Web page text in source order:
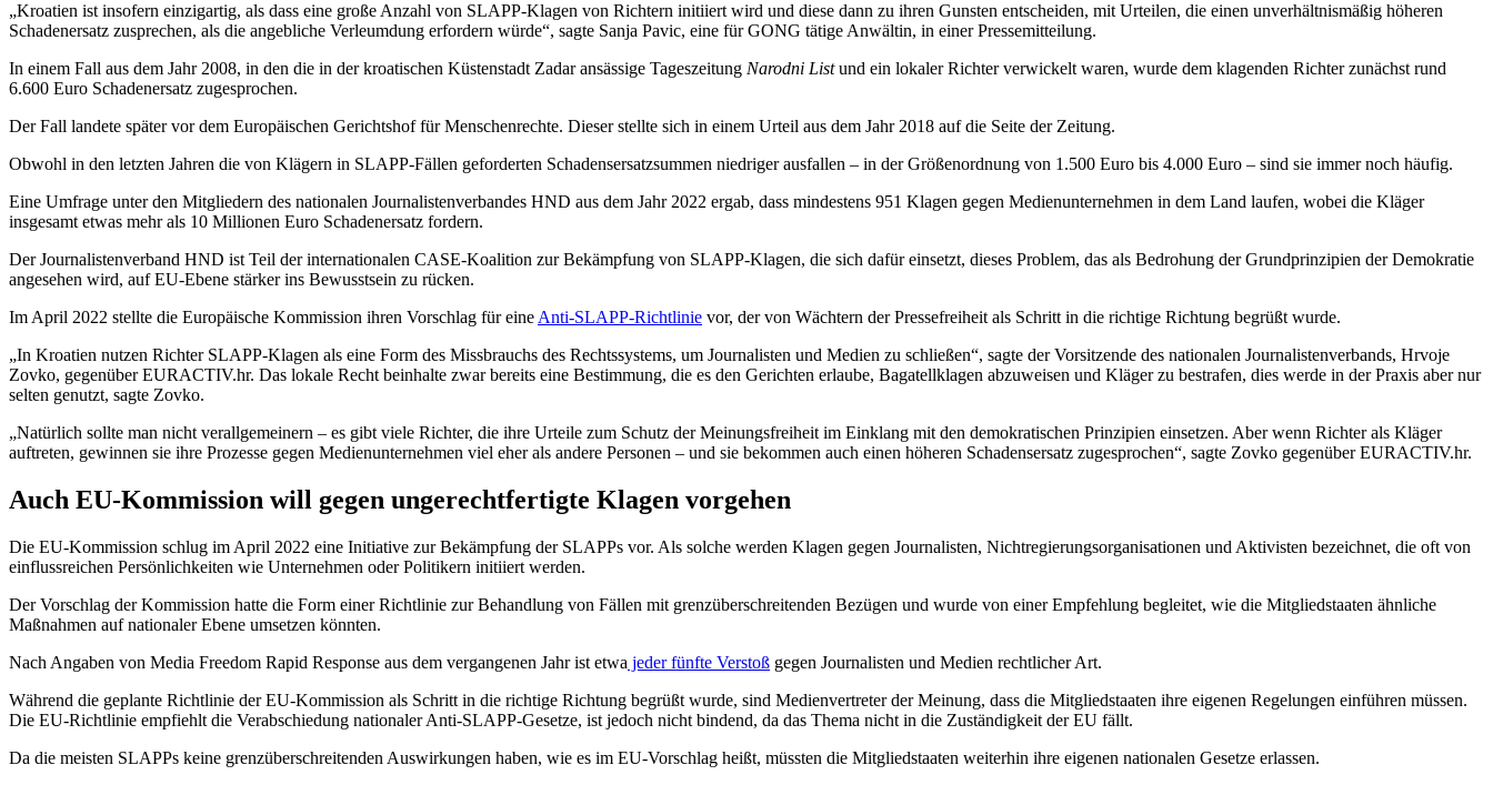
„Kroatien ist insofern einzigartig, als dass eine große Anzahl von SLAPP-Klagen von Richtern initiiert wird und diese dann zu ihren Gunsten entscheiden, mit Urteilen, die einen unverhältnismäßig höheren
Schadenersatz zusprechen, als die angebliche Verleumdung erfordern würde“, sagte Sanja Pavic, eine für GONG tätige Anwältin, in einer Pressemitteilung.
In einem Fall aus dem Jahr 2008, in den die in der kroatischen Küstenstadt Zadar ansässige Tageszeitung Narodni Listund ein lokaler Richter verwickelt waren, wurde dem klagenden Richter zunächst rund
6.600 Euro Schadenersatz zugesprochen.
Der Fall landete später vor dem Europäischen Gerichtshof für Menschenrechte. Dieser stellte sich in einem Urteil aus dem Jahr 2018 auf die Seite der Zeitung.
Obwohl in den letzten Jahren die von Klägern in SLAPP-Fällen geforderten Schadensersatzsummen niedriger ausfallen – in der Größenordnung von 1.500 Euro bis 4.000 Euro – sind sie immer noch häufig.
Eine Umfrage unter den Mitgliedern des nationalen Journalistenverbandes HND aus dem Jahr 2022 ergab, dass mindestens 951 Klagen gegen Medienunternehmen in dem Land laufen, wobei die Kläger
insgesamt etwas mehr als 10 Millionen Euro Schadenersatz fordern.
Der Journalistenverband HND ist Teil der internationalen CASE-Koalition zur Bekämpfung von SLAPP-Klagen, die sich dafür einsetzt, dieses Problem, das als Bedrohung der Grundprinzipien der Demokratie
angesehen wird, auf EU-Ebene stärker ins Bewusstsein zu rücken.
Im April 2022 stellte die Europäische Kommission ihren Vorschlag für eine Anti-SLAPP-Richtlinie vor, der von Wächtern der Pressefreiheit als Schritt in die richtige Richtung begrüßt wurde.
„In Kroatien nutzen Richter SLAPP-Klagen als eine Form des Missbrauchs des Rechtssystems, um Journalisten und Medien zu schließen“, sagte der Vorsitzende des nationalen Journalistenverbands, Hrvoje
Zovko, gegenüber EURACTIV.hr. Das lokale Recht beinhalte zwar bereits eine Bestimmung, die es den Gerichten erlaube, Bagatellklagen abzuweisen und Kläger zu bestrafen, dies werde in der Praxis aber nur
selten genutzt, sagte Zovko.
„Natürlich sollte man nicht verallgemeinern – es gibt viele Richter, die ihre Urteile zum Schutz der Meinungsfreiheit im Einklang mit den demokratischen Prinzipien einsetzen. Aber wenn Richter als Kläger
auftreten, gewinnen sie ihre Prozesse gegen Medienunternehmen viel eher als andere Personen – und sie bekommen auch einen höheren Schadensersatz zugesprochen“, sagte Zovko gegenüber EURACTIV.hr.
Auch EU-Kommission will gegen ungerechtfertigte Klagen vorgehen
Die EU-Kommission schlug im April 2022 eine Initiative zur Bekämpfung der SLAPPs vor. Als solche werden Klagen gegen Journalisten, Nichtregierungsorganisationen und Aktivisten bezeichnet, die oft von
einflussreichen Persönlichkeiten wie Unternehmen oder Politikern initiiert werden.
Der Vorschlag der Kommission hatte die Form einer Richtlinie zur Behandlung von Fällen mit grenzüberschreitenden Bezügen und wurde von einer Empfehlung begleitet, wie die Mitgliedstaaten ähnliche
Maßnahmen auf nationaler Ebene umsetzen könnten.
Nach Angaben von Media Freedom Rapid Response aus dem vergangenen Jahr ist etwa jeder fünfte Verstoß gegen Journalisten und Medien rechtlicher Art.
Während die geplante Richtlinie der EU-Kommission als Schritt in die richtige Richtung begrüßt wurde, sind Medienvertreter der Meinung, dass die Mitgliedstaaten ihre eigenen Regelungen einführen müssen.
Die EU-Richtlinie empfiehlt die Verabschiedung nationaler Anti-SLAPP-Gesetze, ist jedoch nicht bindend, da das Thema nicht in die Zuständigkeit der EU fällt.
Da die meisten SLAPPs keine grenzüberschreitenden Auswirkungen haben, wie es im EU-Vorschlag heißt, müssten die Mitgliedstaaten weiterhin ihre eigenen nationalen Gesetze erlassen.